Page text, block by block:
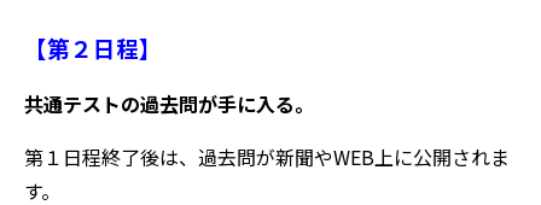
【第２日程】
共通テストの過去問が手に入る。
第１日程終了後は、過去問が新聞やWEB上に公開されま
す。